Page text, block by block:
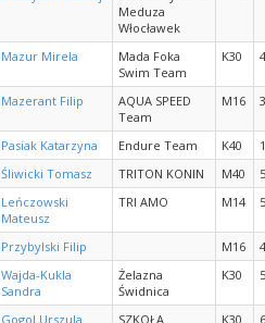
Meduza
Włocławek
Mazur Mirela
Mada Foka
Swim Team
K30 4
Mazerant Filip
AQUA SPEED
Team
M16 3
Pasiak Katarzyna Endure Team K40
1
Śliwicki Tomasz TRITON KONIN M40
5
Leńczowski
Mateusz
TRI AMO M14 5
Przybylski Filip M16
4
Wajda-Kukla
Sandra
Żelazna
Świdnica
K30 5
Gogol Urszula
SZKOŁA
K30 6